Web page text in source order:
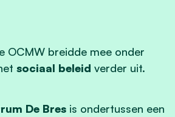
OCMW breidde mee onder
sociaal beleid verder uit.
De Bresis ondertussen een